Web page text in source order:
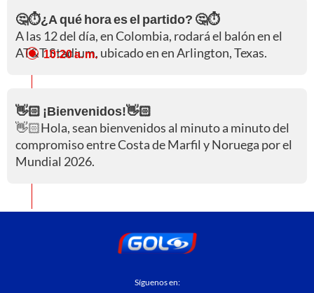
🤔⏱️¿A qué hora es el partido? 🤔⏱️
A las 12 del día, en Colombia, rodará el balón en el
AT&T Stadium, ubicado en en Arlington, Texas.
10:20 a. m.
👋🏻 ¡Bienvenidos!👋🏻
👋🏻Hola, sean bienvenidos al minuto a minuto del
compromiso entre Costa de Marfil y Noruega por el
Mundial 2026.
Síguenos en: